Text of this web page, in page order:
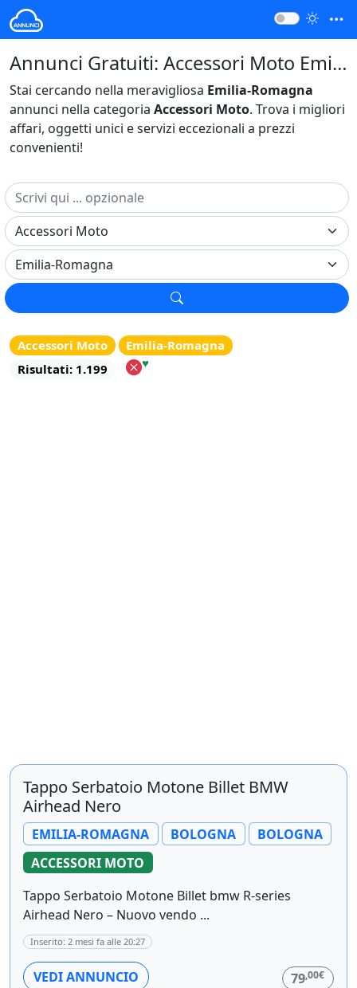
Annunci Gratuiti: Accessori Moto Emilia-Romagna Italia
Stai cercando nella meravigliosa Emilia-Romagna
annunci nella categoria Accessori Moto. Trova i migliori
affari, oggetti unici e servizi eccezionali a prezzi
convenienti!
Accessori Moto
Emilia-Romagna
Risultati: 1.199
♥
Tappo Serbatoio Motone Billet BMW
Airhead Nero
EMILIA-ROMAGNA BOLOGNA
BOLOGNA
ACCESSORI MOTO
Tappo Serbatoio Motone Billet bmw R-series
Airhead Nero – Nuovo vendo ...
Inserito: 2 mesi fa alle 20:27
VEDI ANNUNCIO 79,00€